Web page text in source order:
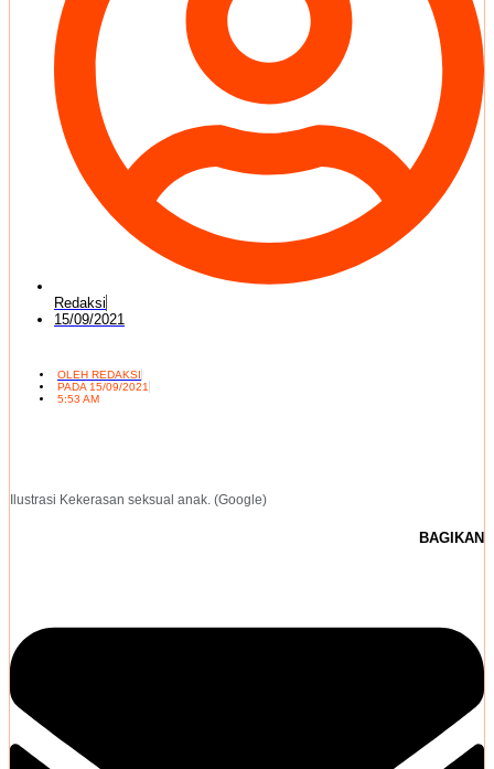
Redaksi
15/09/2021
OLEH REDAKSI
PADA15/09/2021
5:53 AM
Ilustrasi Kekerasan seksual anak. (Google)
BAGIKAN